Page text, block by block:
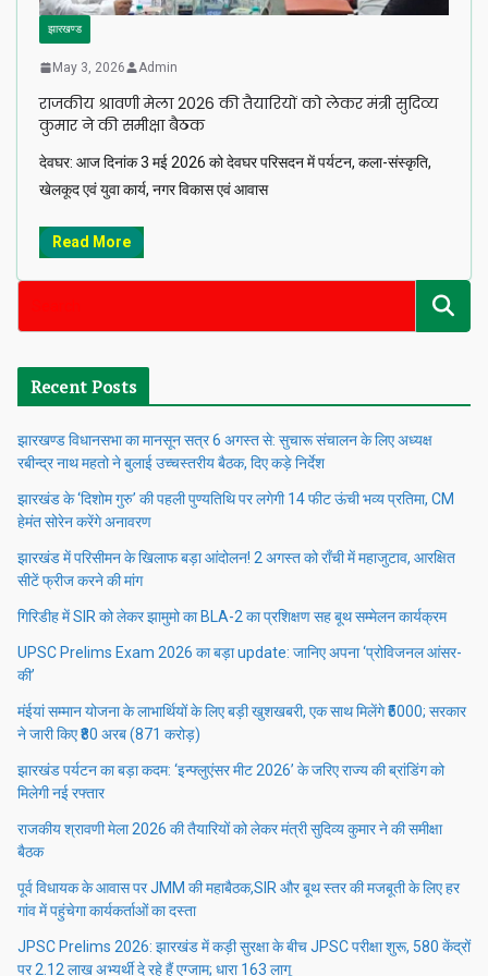
झारखण्ड
May 3, 2026 Admin
राजकीय श्रावणी मेला 2026 की तैयारियों को लेकर मंत्री सुदिव्य
कुमार ने की समीक्षा बैठक
देवघर: आज दिनांक 3 मई 2026 को देवघर परिसदन में पर्यटन, कला-संस्कृति,
खेलकूद एवं युवा कार्य, नगर विकास एवं आवास
Read More
Recent Posts
झारखण्ड विधानसभा का मानसून सत्र 6 अगस्त से: सुचारू संचालन के लिए अध्यक्ष
रबीन्द्र नाथ महतो ने बुलाई उच्चस्तरीय बैठक, दिए कड़े निर्देश
झारखंड के ‘दिशोम गुरु’ की पहली पुण्यतिथि पर लगेगी 14 फीट ऊंची भव्य प्रतिमा, CM
हेमंत सोरेन करेंगे अनावरण
झारखंड में परिसीमन के खिलाफ बड़ा आंदोलन! 2 अगस्त को राँची में महाजुटाव, आरक्षित
सीटें फ्रीज करने की मांग
गिरिडीह में SIR को लेकर झामुमो का BLA-2 का प्रशिक्षण सह बूथ सम्मेलन कार्यक्रम
UPSC Prelims Exam 2026 का बड़ा update: जानिए अपना ‘प्रोविजनल आंसर-
की’
मंईयां सम्मान योजना के लाभार्थियों के लिए बड़ी खुशखबरी, एक साथ मिलेंगे ₹5000; सरकार
ने जारी किए ₹80 अरब (871 करोड़)
झारखंड पर्यटन का बड़ा कदम: ‘इन्फ्लुएंसर मीट 2026’ के जरिए राज्य की ब्रांडिंग को
मिलेगी नई रफ्तार
राजकीय श्रावणी मेला 2026 की तैयारियों को लेकर मंत्री सुदिव्य कुमार ने की समीक्षा
बैठक
पूर्व विधायक के आवास पर JMM की महाबैठक,SIR और बूथ स्तर की मजबूती के लिए हर
गांव में पहुंचेगा कार्यकर्ताओं का दस्ता
JPSC Prelims 2026: झारखंड में कड़ी सुरक्षा के बीच JPSC परीक्षा शुरू, 580 केंद्रों
पर 2.12 लाख अभ्यर्थी दे रहे हैं एग्जाम; धारा 163 लागू